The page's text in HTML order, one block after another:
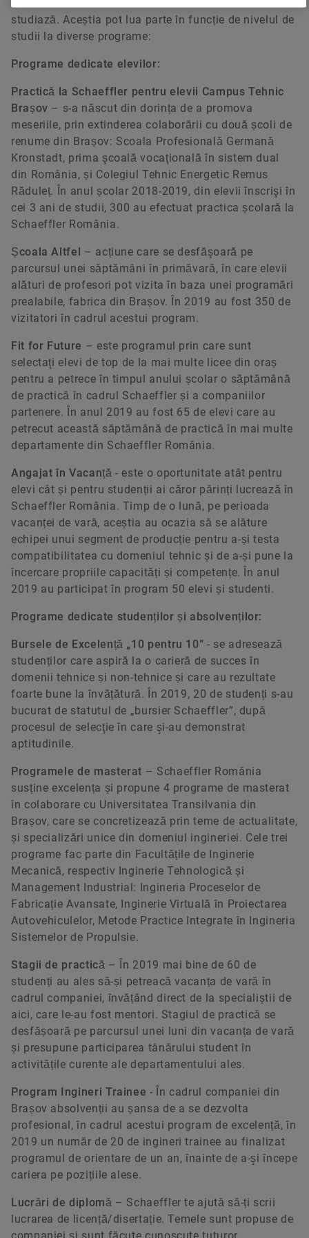
carieră cadrul necesar dezvoltării în domeniul în care
studiază. Aceștia pot lua parte în funcție de nivelul de
studii la diverse programe:
Programe dedicate elevilor:
Practică la Schaeffler pentru elevii Campus Tehnic
Brașov – s-a născut din dorința de a promova
meseriile, prin extinderea colaborării cu două școli de
renume din Brașov: Scoala Profesională Germană
Kronstadt, prima şcoală vocaţională în sistem dual
din România, și Colegiul Tehnic Energetic Remus
Răduleț. În anul școlar 2018-2019, din elevii înscrişi în
cei 3 ani de studii, 300 au efectuat practica școlară la
Schaeffler România.
Școala Altfel
– acțiune care se desfăşoară pe
parcursul unei săptămâni în primăvară, în care elevii
alături de profesori pot vizita în baza unei programări
prealabile, fabrica din Brașov. În 2019 au fost 350 de
vizitatori în cadrul acestui program.
Fit for Future – este programul prin care sunt
selectaţi elevi de top de la mai multe licee din oraș
pentru a petrece în timpul anului școlar o săptămână
de practică în cadrul Schaeffler și a companiilor
partenere. În anul 2019 au fost 65 de elevi care au
petrecut această săptămână de practică în mai multe
departamente din Schaeffler România.
Angajat în Vacanță - este o oportunitate atât pentru
elevi cât și pentru studenții ai căror părinți lucrează în
Schaeffler România. Timp de o lună, pe perioada
vacanței de vară, aceștia au ocazia să se alăture
echipei unui segment de producție pentru a-și testa
compatibilitatea cu domeniul tehnic și de a-și pune la
încercare propriile capacități și competențe. În anul
2019 au participat în program 50 elevi și studenti.
Programe dedicate studenților și absolvenților:
Bursele de Excelență „10 pentru 10” - se adresează
studenților care aspiră la o carieră de succes în
domenii tehnice și non-tehnice și care au rezultate
foarte bune la învățătură. În 2019, 20 de studenți s-au
bucurat de statutul de „bursier Schaeffler”, după
procesul de selecţie în care şi-au demonstrat
aptitudinile.
Programele de masterat – Schaeffler România
susține excelența și propune 4 programe de masterat
în colaborare cu Universitatea Transilvania din
Brașov, care se concretizează prin teme de actualitate,
și specializări unice din domeniul ingineriei. Cele trei
programe fac parte din Facultățile de Inginerie
Mecanică, respectiv Inginerie Tehnologică și
Management Industrial: Ingineria Proceselor de
Fabricație Avansate, Inginerie Virtuală în Proiectarea
Autovehiculelor, Metode Practice Integrate în Ingineria
Sistemelor de Propulsie.
Stagii de practică – În 2019 mai bine de 60 de
studenți au ales să-și petreacă vacanța de vară în
cadrul companiei, învățând direct de la specialiștii de
aici, care le-au fost mentori. Stagiul de practică se
desfășoară pe parcursul unei luni din vacanța de vară
și presupune participarea tânărului student în
activitățile curente ale departamentului ales.
Program Ingineri Trainee - În cadrul companiei din
Brașov absolvenții au șansa de a se dezvolta
profesional, în cadrul acestui program de excelență, în
2019 un număr de 20 de ingineri trainee au finalizat
programul de orientare de un an, înainte de a-şi începe
cariera pe pozițiile alese.
Lucrări de diplomă – Schaeffler te ajută să-ți scrii
lucrarea de licență/disertație. Temele sunt propuse de